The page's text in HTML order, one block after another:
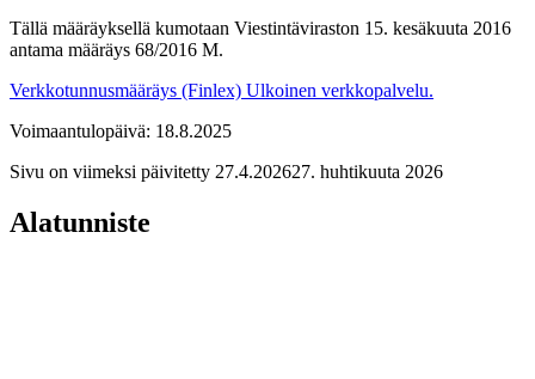
Tällä määräyksellä kumotaan Viestintäviraston 15. kesäkuuta 2016
antama määräys 68/2016 M.
Verkkotunnusmääräys (Finlex) Ulkoinen verkkopalvelu.
Voimaantulopäivä: 18.8.2025
Sivu on viimeksi päivitetty 27.4.202627. huhtikuuta 2026
Alatunniste